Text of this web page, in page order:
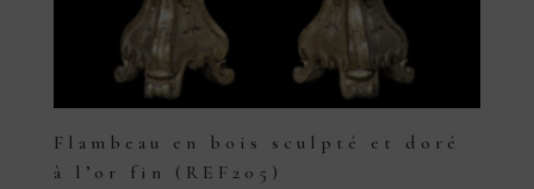
Flambeau en bois sculpté et doré
à l’or fin (REF205)